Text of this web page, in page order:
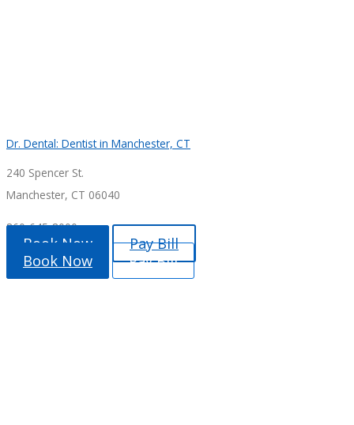
Dr. Dental: Dentist in Manchester, CT
240 Spencer St.
Manchester, CT 06040
860-645-8000
Book Now
Pay Bill
Book Now
Pay Bill